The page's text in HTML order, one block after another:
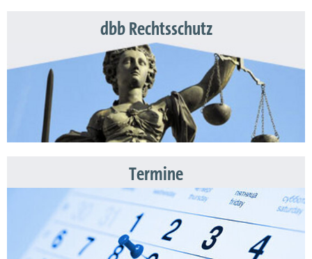
dbb Rechtsschutz
Termine